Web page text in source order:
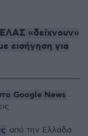
«δείχνουν»
εισήγηση για
Google News
από την Ελλάδα